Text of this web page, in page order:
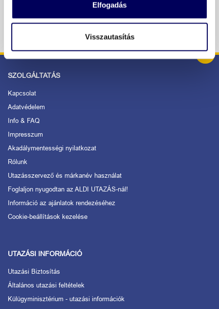
Elfogadás
Visszautasítás
SZOLGÁLTATÁS
Kapcsolat
Adatvédelem
Info & FAQ
Impresszum
Akadálymentességi nyilatkozat
Rólunk
Utazásszervező és márkanév használat
Foglaljon nyugodtan az ALDI UTAZÁS-nál!
Információ az ajánlatok rendezéséhez
Cookie-beállítások kezelése
UTAZÁSI INFORMÁCIÓ
Utazási Biztosítás
Általános utazási feltételek
Külügyminisztérium - utazási információk